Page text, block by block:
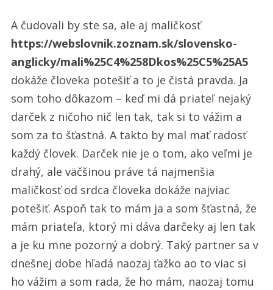
A čudovali by ste sa, ale aj maličkosť
https://webslovnik.zoznam.sk/slovensko-
anglicky/mali%25C4%258Dkos%25C5%25A5
dokáže človeka potešiť a to je čistá pravda. Ja
som toho dôkazom – keď mi dá priateľ nejaký
darček z ničoho nič len tak, tak si to vážim a
som za to šťastná. A takto by mal mať radosť
každý človek. Darček nie je o tom, ako veľmi je
drahý, ale väčšinou práve tá najmenšia
maličkosť od srdca človeka dokáže najviac
potešiť. Aspoň tak to mám ja a som šťastná, že
mám priateľa, ktorý mi dáva darčeky aj len tak
a je ku mne pozorný a dobrý. Taký partner sa v
dnešnej dobe hľadá naozaj ťažko ao to viac si
ho vážim a som rada, že ho mám, naozaj tomu